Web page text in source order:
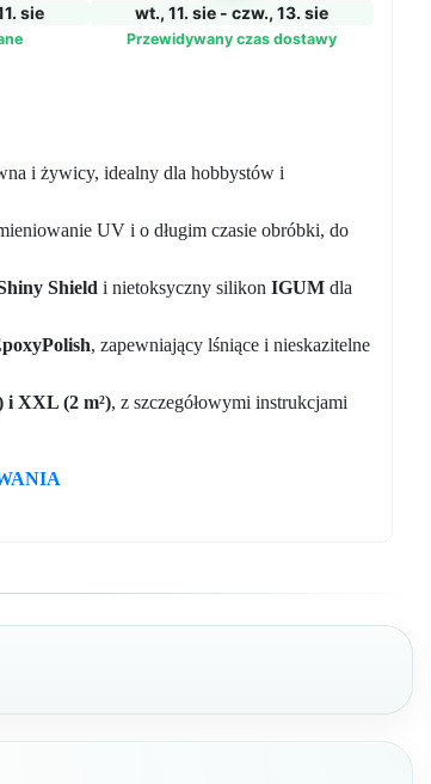
sie wt., 11. sie - czw., 13. sie
Przewidywany czas dostawy
i żywicy, idealny dla hobbystów i
UV i o długim czasie obróbki, do
Shield i nietoksyczny silikon IGUMdla
, zapewniający lśniące i nieskazitelne
i XXL (2 m²), z szczegółowymi instrukcjami